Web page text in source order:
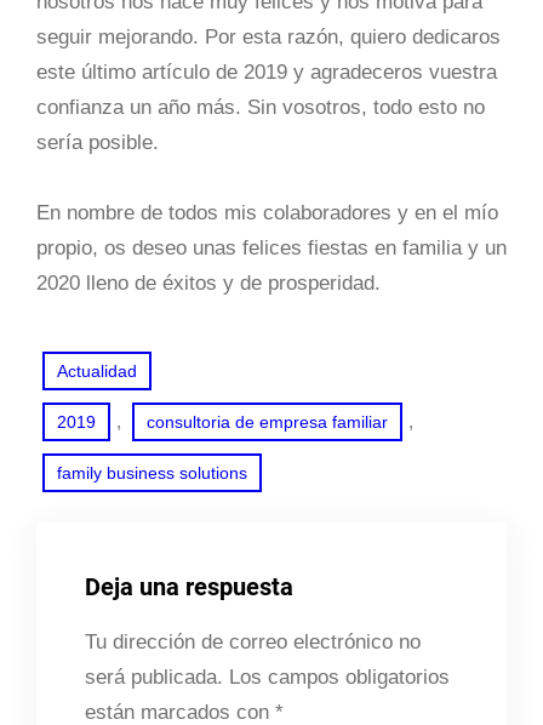
seguir mejorando. Por esta razón, quiero dedicaros
este último artículo de 2019 y agradeceros vuestra
confianza un año más. Sin vosotros, todo esto no
sería posible.
En nombre de todos mis colaboradores y en el mío
propio, os deseo unas felices fiestas en familia y un
2020 lleno de éxitos y de prosperidad.
Actualidad
2019 , consultoria de empresa familiar ,
family business solutions
Deja una respuesta
Tu dirección de correo electrónico no
será publicada. Los campos obligatorios
están marcados con *